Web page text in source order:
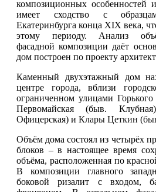
композиционных особенностей
имеет сходство с
Екатеринбурга конца XIX века,
этому периоду. Анализ
фасадной композиции даёт
дом построен по проекту
Каменный двухэтажный дом
центре города, вблизи
ограниченном улицами
Первомайская (быв.
Офицерская) и Клары Цеткин
Объём дома состоял из четырёх
блоков – в настоящее время
объёма, расположенная по
В композиции главного
боковой ризалит с входом,